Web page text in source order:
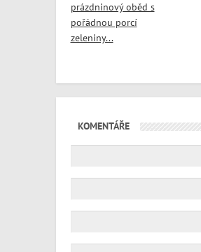
prázdninový oběd s
pořádnou porcí
zeleniny...
KOMENTÁŘE